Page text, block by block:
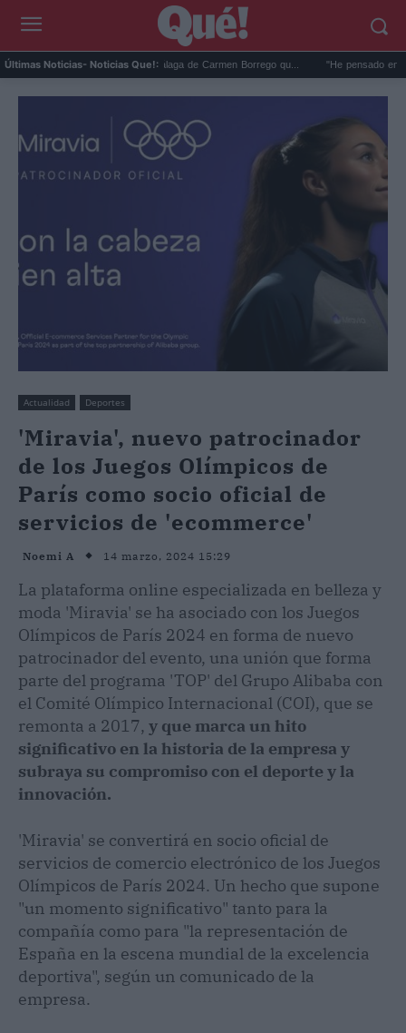
Últimas Noticias- Noticias Que!:
La foto en la playa de Málaga de Carmen Borrego qu... "He pensado en
Actualidad Deportes
'Miravia', nuevo patrocinador
de los Juegos Olímpicos de
París como socio oficial de
servicios de 'ecommerce'
Noemi A 14 marzo, 2024 15:29
La plataforma online especializada en belleza y
moda 'Miravia' se ha asociado con los Juegos
Olímpicos de París 2024 en forma de nuevo
patrocinador del evento, una unión que forma
parte del programa 'TOP' del Grupo Alibaba con
el Comité Olímpico Internacional (COI), que se
remonta a 2017, y que marca un hito
significativo en la historia de la empresa y
subraya su compromiso con el deporte y la
innovación.
'Miravia' se convertirá en socio oficial de
servicios de comercio electrónico de los Juegos
Olímpicos de París 2024. Un hecho que supone
"un momento significativo" tanto para la
compañía como para "la representación de
España en la escena mundial de la excelencia
deportiva", según un comunicado de la
empresa.